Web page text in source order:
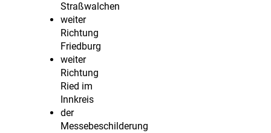
Straßwalchen
weiter
Richtung
Friedburg
weiter
Richtung
Ried im
Innkreis
der
Messebeschilderung